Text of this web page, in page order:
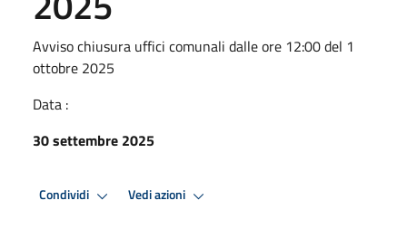
Avviso chiusura uffici comunali dalle ore 12:00 del 1
ottobre 2025
Data :
30 settembre 2025
Condividi Vedi azioni